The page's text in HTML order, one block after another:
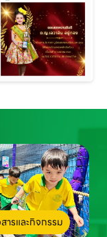
ารและกิจกรรม